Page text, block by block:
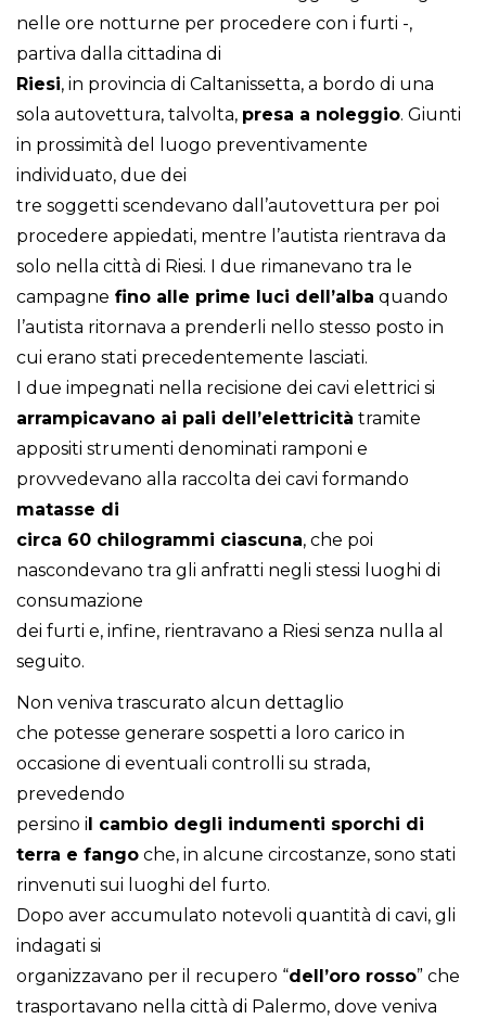
nelle ore notturne per procedere con i furti -,
partiva dalla cittadina di
Riesi, in provincia di Caltanissetta, a bordo di una
sola autovettura, talvolta, presa a noleggio. Giunti
in prossimità del luogo preventivamente
individuato, due dei
tre soggetti scendevano dall’autovettura per poi
procedere appiedati, mentre l’autista rientrava da
solo nella città di Riesi. I due rimanevano tra le
campagne fino alle prime luci dell’alba quando
l’autista ritornava a prenderli nello stesso posto in
cui erano stati precedentemente lasciati.
I due impegnati nella recisione dei cavi elettrici si
arrampicavano ai pali dell’elettricità tramite
appositi strumenti denominati ramponi e
provvedevano alla raccolta dei cavi formando
matasse di
circa 60 chilogrammi ciascuna, che poi
nascondevano tra gli anfratti negli stessi luoghi di
consumazione
dei furti e, infine, rientravano a Riesi senza nulla al
seguito.
Non veniva trascurato alcun dettaglio
che potesse generare sospetti a loro carico in
occasione di eventuali controlli su strada,
prevedendo
persino il cambio degli indumenti sporchi di
terra e fango che, in alcune circostanze, sono stati
rinvenuti sui luoghi del furto.
Dopo aver accumulato notevoli quantità di cavi, gli
indagati si
organizzavano per il recupero “dell’oro rosso” che
trasportavano nella città di Palermo, dove veniva